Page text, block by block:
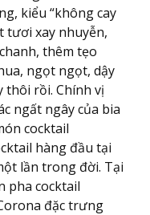
kiểu “không cay
tươi xay nhuyễn,
thêm tẹo
ngọt ngọt, dậy
thôi rồi. Chính vị
ngất ngây của bia
cocktail
hàng đầu tại
lần trong đời. Tại
pha cocktail
đặc trưng